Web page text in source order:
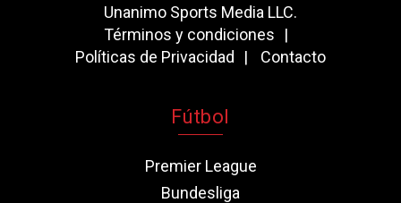
Unanimo Sports Media LLC.
Términos y condiciones
Políticas de Privacidad
Contacto
Fútbol
Premier League
Bundesliga